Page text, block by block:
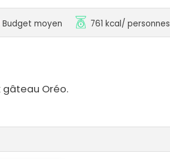
Budget moyen 761 kcal/ personnes
Oréo.